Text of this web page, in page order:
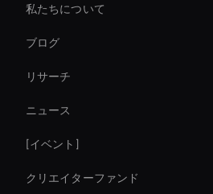
How To Create A Live Ai Avatar
Personalized Ai Avatar For Online
Custom Ai Avatar Development
AI ビデオトランジションメーカー
AI ビデオ背景リムーバー
Ai Avatar For Customer Service
私たちについて
ブログ
リサーチ
ニュース
[イベント]
クリエイターファンド